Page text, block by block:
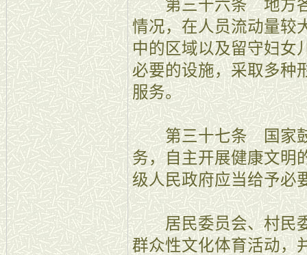
第三十六条 地方各
情况，在人员流动量较
中的区域以及留守妇女
必要的设施，采取多种
服务。
第三十七条 国家鼓
务，自主开展健康文明
级人民政府应当给予必
居民委员会、村民委
群众性文化体育活动，